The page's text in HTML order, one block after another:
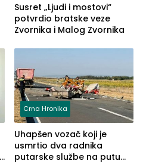
Susret „Ljudi i mostovi“
potvrdio bratske veze
Zvornika i Malog Zvornika
Crna Hronika
Uhapšen vozač koji je
usmrtio dva radnika
putarske službe na putu